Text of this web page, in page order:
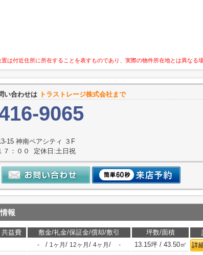
は付近住所に所在することを表すものであり、実際の物件所在地とは異なる場
い合わせは トラストレージ株式会社まで
9065
15 神南ペアシティ ３F
７：００ 定休日:土日祝
報
共益費 敷金/礼金/保証金/償却/敷引 坪数/面積
- / 1ヶ月 / 12ヶ月 / 4ヶ月 / - 13.15坪 / 43.50㎡ 詳